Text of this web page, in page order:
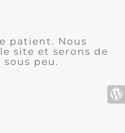
patient. Nous
site et serons de
peu.